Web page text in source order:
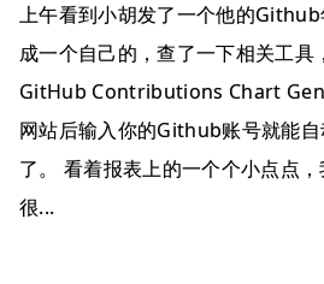
上午看到小胡发了一个他的
成一个自己的，查了一下相关工具
GitHub Contributions Chart
网站后输入你的Github账号就能
了。 看着报表上的一个个小点点，
很...